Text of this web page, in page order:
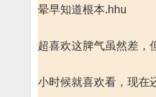
晕早知道根本.hhu
超喜欢这脾气虽然差，
小时候就喜欢看，现在